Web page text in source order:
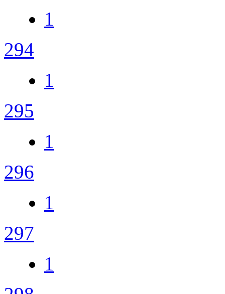
1
294
1
295
1
296
1
297
1